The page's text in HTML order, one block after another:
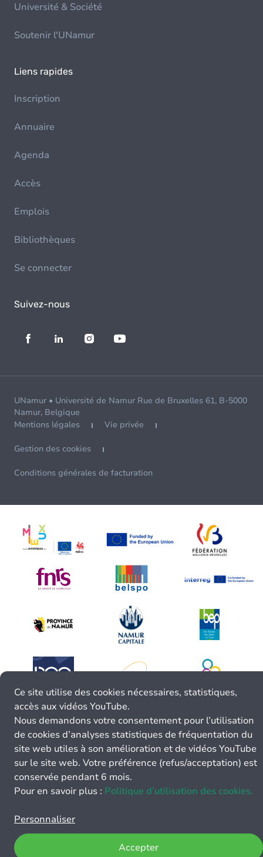
Université & Société
Soutenir l'UNamur
Liens rapides
Inscription
Annuaire
Agenda
Accès
Emplois
Bibliothèques
Se connecter
Suivez-nous
UNamur • Université de Namur Rue de Bruxelles 61, B-5000
Namur, Belgique
Mentions légales
Vie privée
Gestion des cookies
Conditions générales de facturation
Ce site utilise des cookies nécessaires, statistiques,
accès aux vidéos YouTube.
Nous demandons votre consentement pour l’utilisation
de cookies d’analyses statistiques de fréquentation du
site web utiles à son amélioration et de vidéos YouTube
sur le site web. Votre préférence (refus/acceptation) est
conservée pendant 6 mois.
Pour en savoir plus : Politique d’utilisation des cookies.
Personnaliser
Accepter